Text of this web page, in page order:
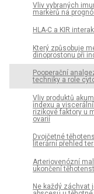
Vliv vybraných
markerů na
HLA-C a KIR
Který způsobuje
dinoprostonu při
Pooperační
techniky a role
Vliv produktů
indexu a
rizikové faktory u
ovarií
Dvojčetné
literární přehled
Arteriovenózní
ukončení
Ne každý záchvat